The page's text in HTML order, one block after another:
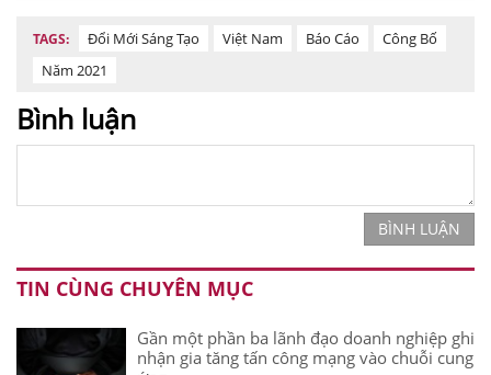
TAGS: Đổi Mới Sáng Tạo Việt Nam Báo Cáo
Công Bố
Năm 2021
Bình luận
BÌNH LUẬN
TIN CÙNG CHUYÊN MỤC
Gần một phần ba lãnh đạo doanh nghiệp ghi
nhận gia tăng tấn công mạng vào chuỗi cung